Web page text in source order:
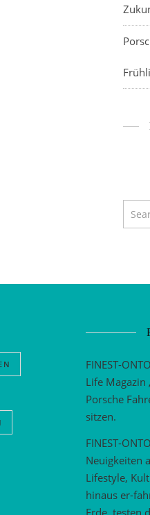
FINEST-
Life Magazin
Porsche
sitzen.
FINEST-
Neuigkeiten
Lifestyle,
hinaus er-
Erde, testen